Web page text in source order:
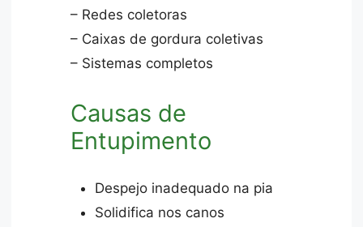
– Redes coletoras
– Caixas de gordura coletivas
– Sistemas completos
Causas de
Entupimento
Despejo inadequado na pia
Solidifica nos canos